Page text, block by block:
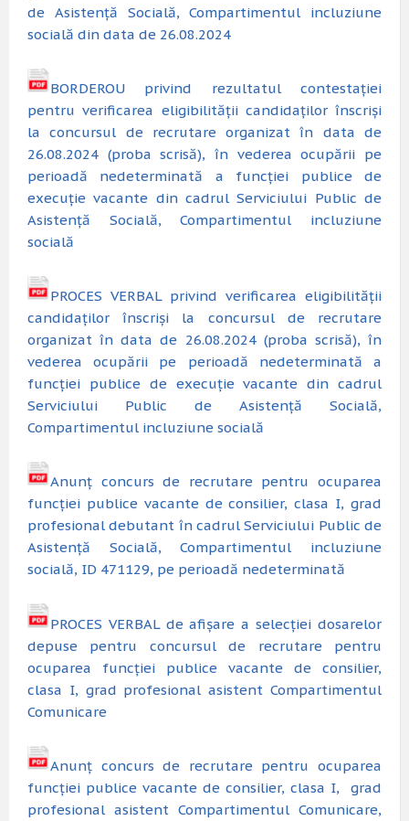
de Asistență Socială, Compartimentul incluziune
socială din data de 26.08.2024
BORDEROU privind rezultatul contestației
pentru verificarea eligibilității candidaților înscriși
la concursul de recrutare organizat în data de
26.08.2024 (proba scrisă), în vederea ocupării pe
perioadă nedeterminată a funcției publice de
execuție vacante din cadrul Serviciului Public de
Asistență Socială, Compartimentul incluziune
socială
PROCES VERBAL privind verificarea eligibilității
candidaților înscriși la concursul de recrutare
organizat în data de 26.08.2024 (proba scrisă), în
vederea ocupării pe perioadă nedeterminată a
funcției publice de execuție vacante din cadrul
Serviciului Public de Asistență Socială,
Compartimentul incluziune socială
Anunț concurs de recrutare pentru ocuparea
funcției publice vacante de consilier, clasa I, grad
profesional debutant în cadrul Serviciului Public de
Asistență Socială, Compartimentul incluziune
socială, ID 471129, pe perioadă nedeterminată
PROCES VERBAL de afișare a selecției dosarelor
depuse pentru concursul de recrutare pentru
ocuparea funcției publice vacante de consilier,
clasa I, grad profesional asistent Compartimentul
Comunicare
Anunț concurs de recrutare pentru ocuparea
funcției publice vacante de consilier, clasa I, grad
profesional asistent Compartimentul Comunicare,